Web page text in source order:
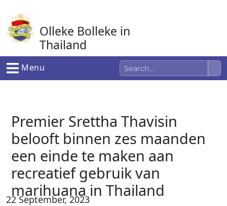
naar
de
inhoud
Olleke Bolleke in
Thailand
In Thailand
Menu
Premier Srettha Thavisin
belooft binnen zes maanden
een einde te maken aan
recreatief gebruik van
marihuana in Thailand
22 September, 2023